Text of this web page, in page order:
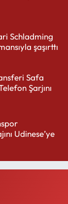
Schladming
şaşırttı
Safa
Şarjını
Udinese’ye